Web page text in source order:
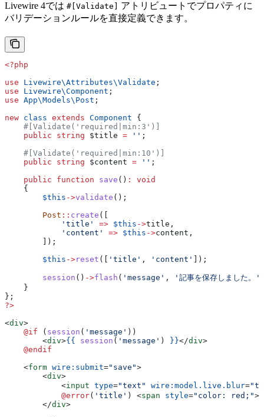
Livewire 4では #[Validate]
アトリビュートでプロパティに
バリデーションルールを直接定義できます。
<?php
use Livewire\Attributes\Validate ;
use Livewire\Component ;
use App\Models\ Post ;
new class extends Component {
    #[Validate('required|min:3')]
    public
string $title = '' ;
    #[Validate('required|min:10')]
    public
string $content = '' ;
    public
function save () :
void
    {
        $this
->validate ();
        Post
:: create ([
            'title'
=> $this ->title ,
            'content'
=> $this ->content ,
        ]);
        $this
->reset ([ 'title' , 'content' ]);
        session
() ->flash ( 'message' , '記事を保存しました。'
    }
};
?>
<div>
    @if
( session ( 'message' ))
        <
div>{{ session ( 'message' ) }}</div>
    @endif
    <
form wire:submit="save">
        <
div>
            <
input type="text" wire:model.live.blur=
            @error
( 'title' ) <span style="color: red;">
        </
div>